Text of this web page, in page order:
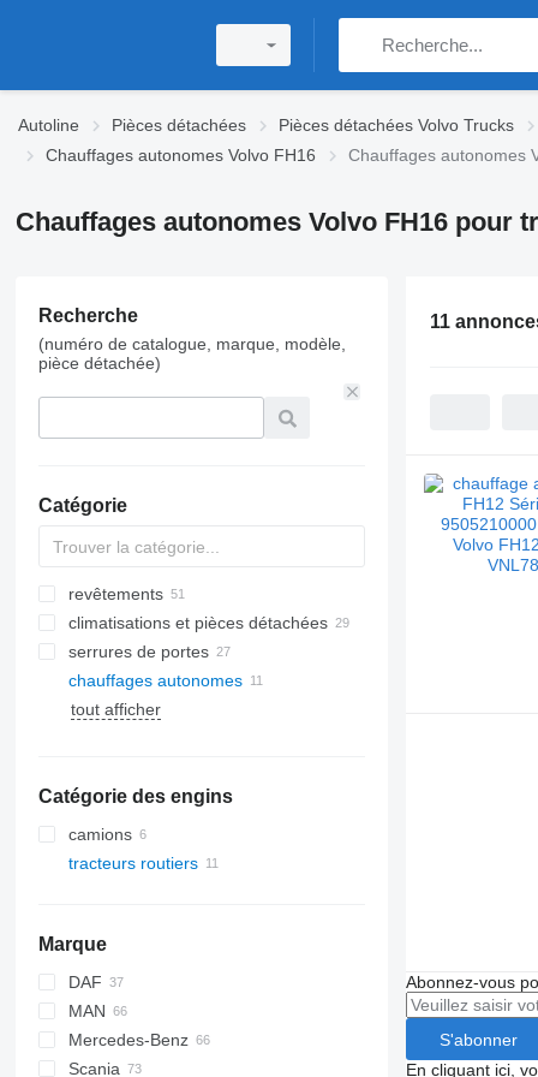
Autoline Pièces détachées Pièces détachées Volvo Trucks
Chauffages autonomes Volvo FH16
Chauffages autonomes
Chauffages autonomes Volvo FH16 pour
Recherche
(numéro de catalogue, marque, modèle,
pièce détachée)
Catégorie
revêtements
climatisations et pièces détachées
flexibles de climatisation
radiateurs de climatisation
compresseurs de climatisation
serrures de portes
chauffages autonomes
vitres latérales
tout afficher
Catégorie des engins
camions
tracteurs routiers
Marque
DAF
CF
LF
XF
EuroCargo
S-Way
Stralis
MAN
TGA
TGL
Mercedes-Benz
Actros
Kerax
Scania
11
Abonnez-vous
S'abonner
En cliquant ici,